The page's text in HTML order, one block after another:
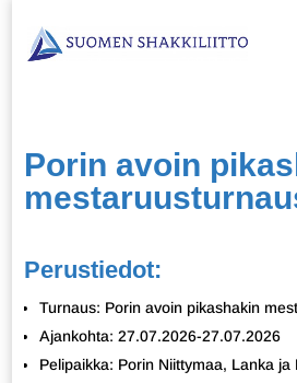
Porin avoin
Perustiedot:
Turnaus: Porin avoin pikashakin
Ajankohta: 27.07.2026-27.07.2026
Pelipaikka: Porin Niittymaa, Lanka ja